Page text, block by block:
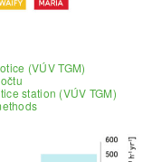
(VÚV TGM)
station (VÚV TGM)